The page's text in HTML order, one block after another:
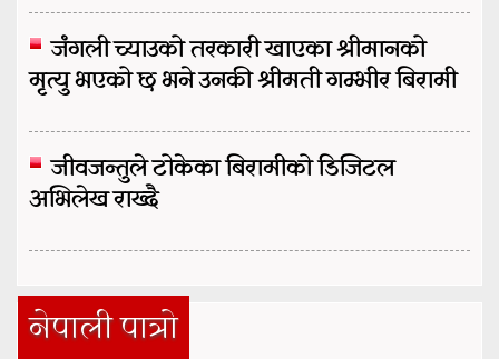
जंगली च्याउको तरकारी खाएका श्रीमानको
मृत्यु भएको छ भने उनकी श्रीमती गम्भीर बिरामी
जीवजन्तुले टोकेका बिरामीको डिजिटल
अभिलेख राख्दै
नेपाली पात्रो